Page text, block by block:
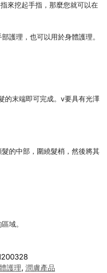
來挖起手指，那麼您就可以在
護理，也可以用於身體護理。
的末端即可完成。v要具有光澤
的中部，圍繞髮梢，然後將其
域。
護理, 潤膚產品